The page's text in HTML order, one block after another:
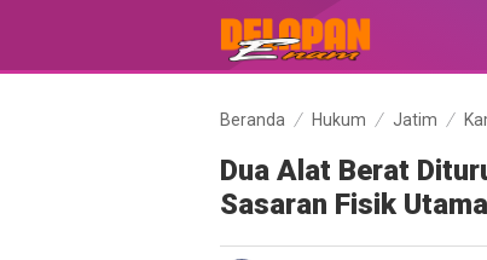
Beranda Hukum Jatim
Dua Alat Berat
Sasaran Fisik